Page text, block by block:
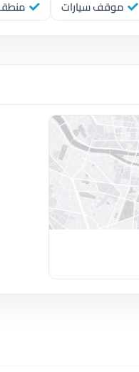
موقف سيارات